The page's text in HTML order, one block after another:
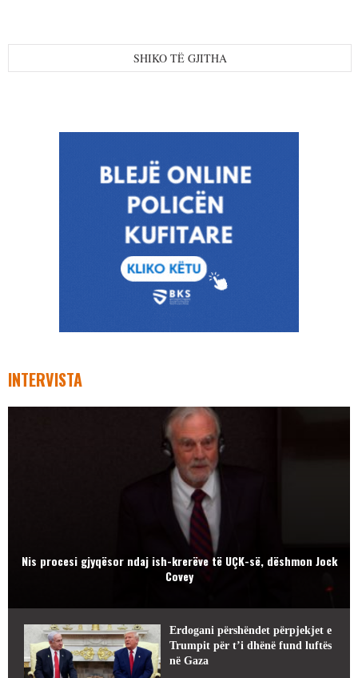
SHIKO TË GJITHA
INTERVISTA
Nis procesi gjyqësor ndaj ish-krerëve të UÇK-së, dëshmon Jock
Covey
Erdogani përshëndet përpjekjet e
Trumpit për t’i dhënë fund luftës
në Gaza